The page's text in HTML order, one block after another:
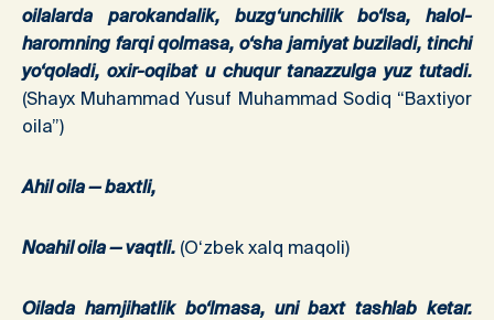
oilalarda parokandalik, buzg‘unchilik bo‘lsa, halol-
haromning farqi qolmasa, o‘sha jamiyat buziladi, tinchi
yo‘qoladi, oxir-oqibat u chuqur tanazzulga yuz tutadi.
(Shayx Muhammad Yusuf Muhammad Sodiq “Baxtiyor
oila”)
Ahil oila — baxtli,
Noahil oila — vaqtli. (O‘zbek xalq maqoli)
Oilada hamjihatlik bo‘lmasa, uni baxt tashlab ketar.